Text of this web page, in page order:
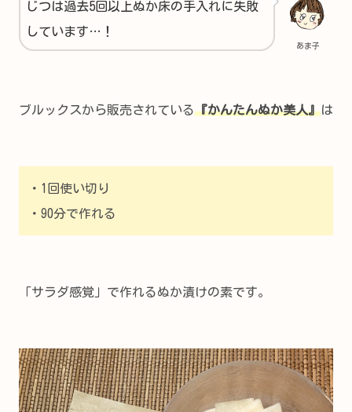
あま子
じつは過去5回以上ぬか床の手入れに失敗
しています…！
ブルックスから販売されている『かんたんぬか美人』は
・1回使い切り
・90分で作れる
「サラダ感覚」で作れるぬか漬けの素です。